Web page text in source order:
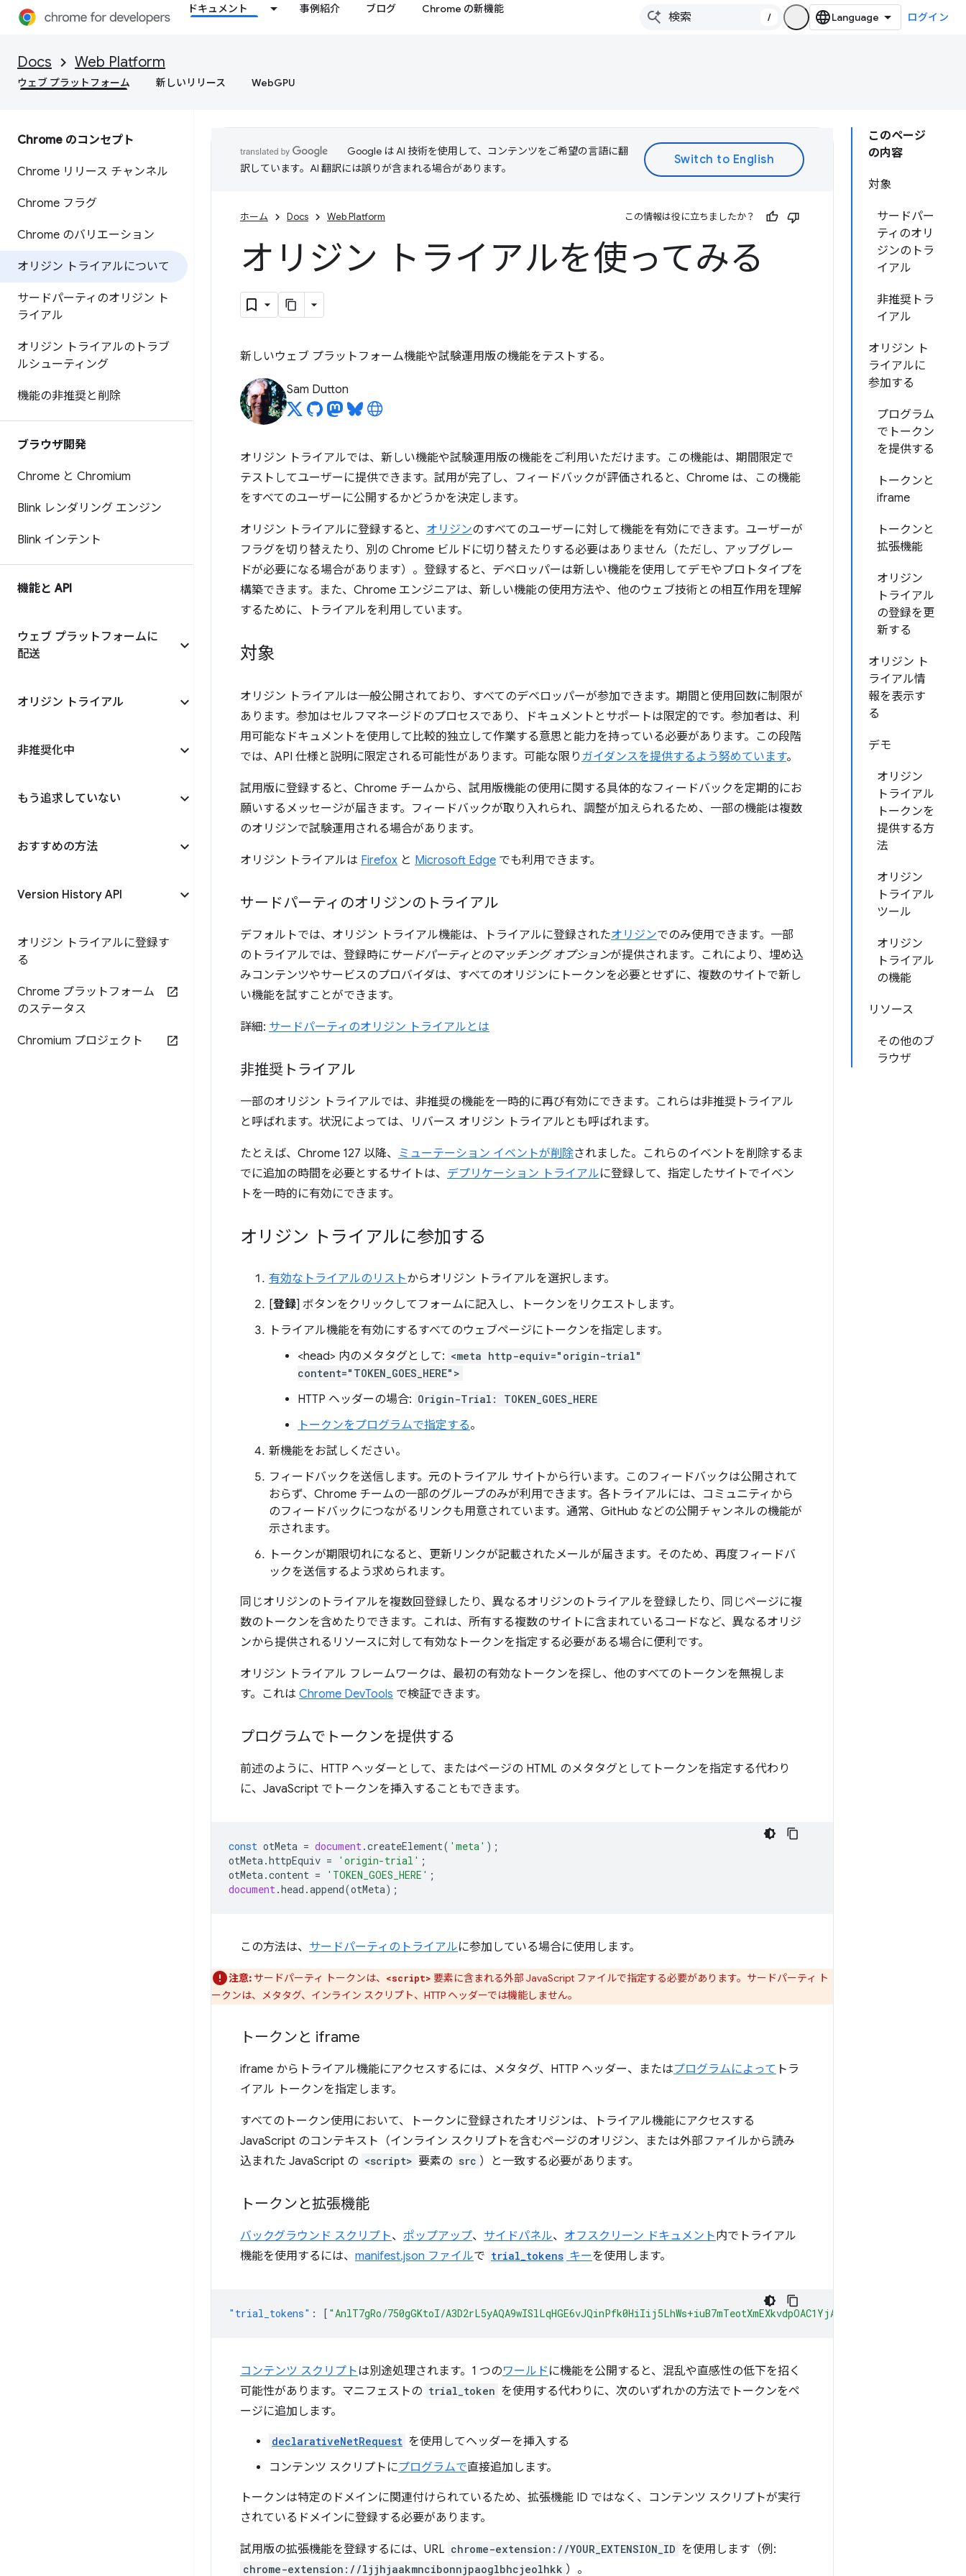
ドキュメント 事例紹介 ブログ Chrome の新機能
/ ログイン
Docs Web Platform
ウェブ プラットフォーム 新しいリリース WebGPU
Chrome のコンセプト
Chrome リリース チャンネル
Chrome フラグ
Chrome のバリエーション
オリジン トライアルについて
サードパーティのオリジン ト
ライアル
オリジン トライアルのトラブ
ルシューティング
機能の非推奨と削除
ブラウザ開発
Chrome と Chromium
Blink レンダリング エンジン
Blink インテント
機能と API
ウェブ プラットフォームに
配送
オリジン トライアル
非推奨化中
もう追求していない
おすすめの方法
Version History API
オリジン トライアルに登録す
る
Chrome プラットフォーム
のステータス
Chromium プロジェクト
このページ
の内容
対象
サードパー
ティのオリ
ジンのトラ
イアル
非推奨トラ
イアル
オリジン ト
ライアルに
参加する
プログラム
でトークン
を提供する
トークンと
iframe
トークンと
拡張機能
オリジン
トライアル
の登録を更
新する
オリジン ト
ライアル情
報を表示す
る
デモ
オリジン
トライアル
トークンを
提供する方
法
オリジン
トライアル
ツール
オリジン
トライアル
の機能
リソース
その他のブ
ラウザ
Google は AI 技術を使用して、コンテンツをご希望の言語に翻
訳しています。AI 翻訳には誤りが含まれる場合があります。
ホーム Docs Web Platform この情報は役に立ちましたか？
オリジン トライアルを使ってみる
新しいウェブ プラットフォーム機能や試験運用版の機能をテストする。
Sam Dutton
オリジン トライアルでは、新しい機能や試験運用版の機能をご利用いただけます。この機能は、期間限定で
テストしてユーザーに提供できます。試用が完了し、フィードバックが評価されると、Chrome は、この機能
をすべてのユーザーに公開するかどうかを決定します。
オリジン トライアルに登録すると、 オリジンのすべてのユーザーに対して機能を有効にできます。ユーザーが
フラグを切り替えたり、別の Chrome ビルドに切り替えたりする必要はありません（ただし、アップグレー
ドが必要になる場合があります）。登録すると、デベロッパーは新しい機能を使用してデモやプロトタイプを
構築できます。また、Chrome エンジニアは、新しい機能の使用方法や、他のウェブ技術との相互作用を理解
するために、トライアルを利用しています。
対象
オリジン トライアルは一般公開されており、すべてのデベロッパーが参加できます。期間と使用回数に制限が
あります。参加はセルフマネージドのプロセスであり、ドキュメントとサポートは限定的です。参加者は、利
用可能なドキュメントを使用して比較的独立して作業する意思と能力を持っている必要があります。この段階
では、API 仕様と説明に限定される可能性があります。可能な限り ガイダンスを提供するよう努めています。
試用版に登録すると、Chrome チームから、試用版機能の使用に関する具体的なフィードバックを定期的にお
願いするメッセージが届きます。フィードバックが取り入れられ、調整が加えられるため、一部の機能は複数
のオリジンで試験運用される場合があります。
オリジン トライアルは Firefox と Microsoft Edge でも利用できます。
サードパーティのオリジンのトライアル
デフォルトでは、オリジン トライアル機能は、トライアルに登録されたオリジンでのみ使用できます。一部
のトライアルでは、登録時に サードパーティとのマッチング オプションが提供されます。これにより、埋め込
みコンテンツやサービスのプロバイダは、すべてのオリジンにトークンを必要とせずに、複数のサイトで新し
い機能を試すことができます。
詳細: サードパーティのオリジン トライアルとは
非推奨トライアル
一部のオリジン トライアルでは、非推奨の機能を一時的に再び有効にできます。これらは非推奨トライアル
と呼ばれます。 状況によっては、リバース オリジン トライアルとも呼ばれます。
たとえば、Chrome 127 以降、 ミューテーション イベントが削除されました。これらのイベントを削除するま
でに追加の時間を必要とするサイトは、 デプリケーション トライアルに登録して、指定したサイトでイベン
トを一時的に有効にできます。
オリジン トライアルに参加する
有効なトライアルのリストからオリジン トライアルを選択します。
[登録] ボタンをクリックしてフォームに記入し、トークンをリクエストします。
トライアル機能を有効にするすべてのウェブページにトークンを指定します。
<head> 内のメタタグとして: <meta http-equiv="origin-trial"
content="TOKEN_GOES_HERE">
HTTP ヘッダーの場合: Origin-Trial: TOKEN_GOES_HERE
トークンをプログラムで指定する。
新機能をお試しください。
フィードバックを送信します。元のトライアル サイトから行います。このフィードバックは公開されて
おらず、Chrome チームの一部のグループのみが利用できます。各トライアルには、コミュニティから
のフィードバックにつながるリンクも用意されています。通常、GitHub などの公開チャンネルの機能が
示されます。
トークンが期限切れになると、更新リンクが記載されたメールが届きます。そのため、再度フィードバ
ックを送信するよう求められます。
同じオリジンのトライアルを複数回登録したり、異なるオリジンのトライアルを登録したり、同じページに複
数のトークンを含めたりできます。これは、所有する複数のサイトに含まれているコードなど、異なるオリジ
ンから提供されるリソースに対して有効なトークンを指定する必要がある場合に便利です。
オリジン トライアル フレームワークは、最初の有効なトークンを探し、他のすべてのトークンを無視しま
す。これは Chrome DevTools で検証できます。
プログラムでトークンを提供する
前述のように、HTTP ヘッダーとして、またはページの HTML のメタタグとしてトークンを指定する代わり
に、JavaScript でトークンを挿入することもできます。
const otMeta = document.createElement( 'meta' );
otMeta.httpEquiv = 'origin-trial' ;
otMeta.content = 'TOKEN_GOES_HERE' ;
document.head .append(otMeta);
この方法は、 サードパーティのトライアルに参加している場合に使用します。
注意: サードパーティ トークンは、 <script> 要素に含まれる外部 JavaScript ファイルで指定する必要があります。サードパーティ ト
ークンは、メタタグ、インライン スクリプト、HTTP ヘッダーでは機能しません。
トークンと iframe
iframe からトライアル機能にアクセスするには、メタタグ、HTTP ヘッダー、またはプログラムによって トラ
イアル トークンを指定します。
すべてのトークン使用において、トークンに登録されたオリジンは、トライアル機能にアクセスする
JavaScript のコンテキスト（インライン スクリプトを含むページのオリジン、または外部ファイルから読み
込まれた JavaScript の <script> 要素の src ）と一致する必要があります。
トークンと拡張機能
バックグラウンド スクリプト、 ポップアップ、 サイドパネル、 オフスクリーン ドキュメント内でトライアル
機能を使用するには、 manifest.json ファイルで trial_tokens キーを使用します。
"trial_tokens" : [ "AnlT7gRo/750gGKtoI/
コンテンツ スクリプトは別途処理されます。1 つのワールド に機能を公開すると、混乱や直感性の低下を招く
可能性があります。マニフェストの trial_token を使用する代わりに、次のいずれかの方法でトークンをペ
ージに追加します。
declarativeNetRequest を使用してヘッダーを挿入する
コンテンツ スクリプトにプログラムで直接追加します。
トークンは特定のドメインに関連付けられているため、拡張機能 ID ではなく、コンテンツ スクリプトが実行
されているドメインに登録する必要があります。
試用版の拡張機能を登録するには、URL chrome-extension://YOUR_EXTENSION_ID を使用します（例:
chrome-extension://ljjhjaakmncibonnjpaoglbhcjeolhkk ）。